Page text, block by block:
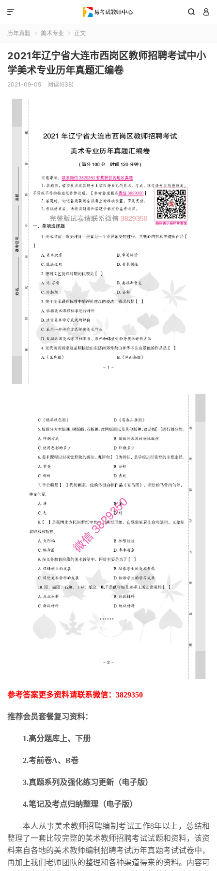
 

历年真题  美术专业  正文
2021年辽宁省大连市西岗区教师招聘考试中小
学美术专业历年真题汇编卷
2021-09-05 阅读(638)
参考答案更多资料请联系微信： 3829350
推荐会员套餐复习资料：
1.高分题库上、下册
2.考前卷A、B卷
3.真题系列及强化练习更新 （电子版）
4.笔记及考点归纳整理（电子版）
本人从事美术教师招聘编制考试工作8年以上，总结和
整理了一套比较完整的美术教师招聘考试试题和资料，该资
料来自各地的美术教师编制招聘考试历年真题考试试卷中，
再加上我们老师团队的整理和各种渠道得来的资料。内容可